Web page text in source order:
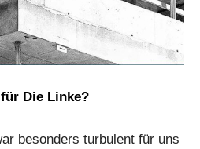
Die Linke?
besonders turbulent für uns